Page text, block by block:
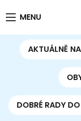
MENU
AKTUÁLNĚ
DOBRÉ RADY